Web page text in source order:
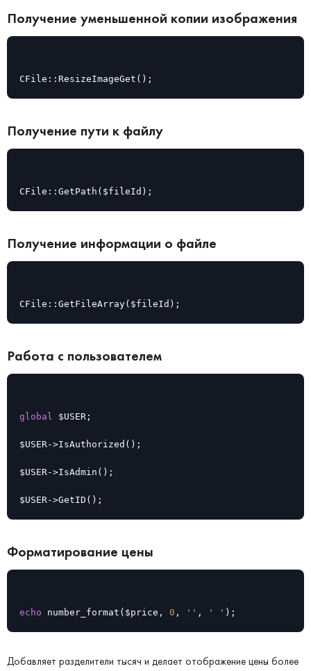
Получение уменьшенной копии изображения
CFile::ResizeImageGet();
Получение пути к файлу
CFile::GetPath($fileId);
Получение информации о файле
CFile::GetFileArray($fileId);
Работа с пользователем
global $USER;
$USER->IsAuthorized();
$USER->IsAdmin();
$USER->GetID();
Форматирование цены
echo number_format($price, 0 , '' , ' ' );
Добавляет разделители тысяч и делает отображение цены более